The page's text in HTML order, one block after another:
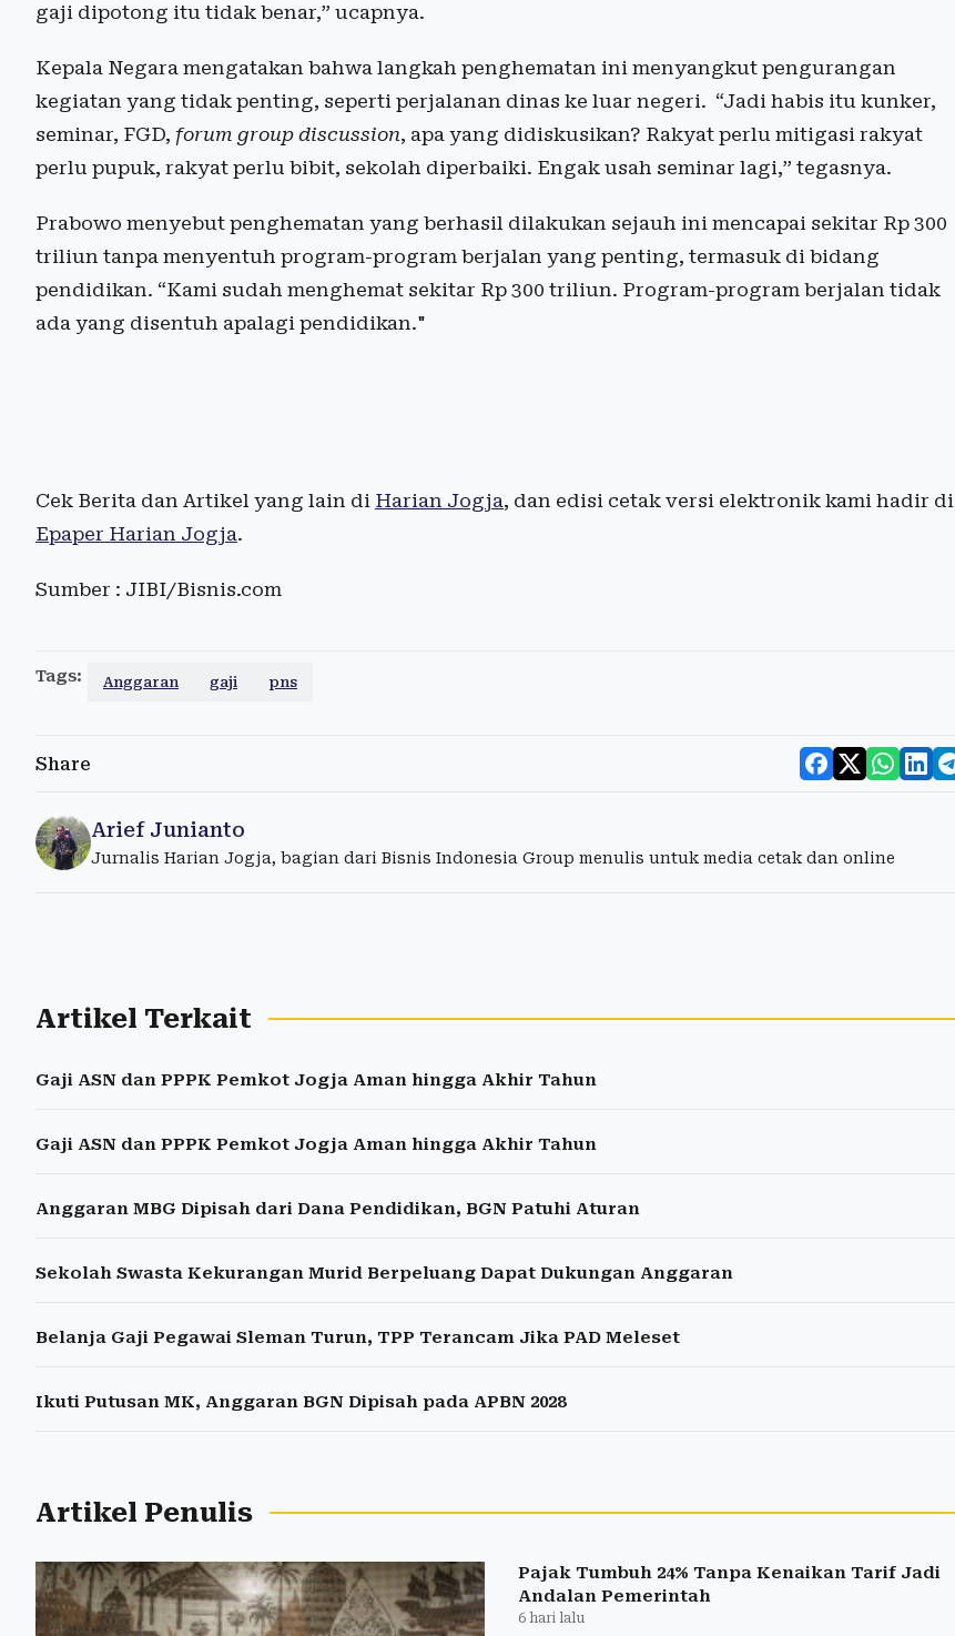
gaji dipotong itu tidak benar,” ucapnya.
Kepala Negara mengatakan bahwa langkah penghematan ini menyangkut pengurangan
kegiatan yang tidak penting, seperti perjalanan dinas ke luar negeri. “Jadi habis itu kunker,
seminar, FGD, forum group discussion, apa yang didiskusikan? Rakyat perlu mitigasi rakyat
perlu pupuk, rakyat perlu bibit, sekolah diperbaiki. Engak usah seminar lagi,” tegasnya.
Prabowo menyebut penghematan yang berhasil dilakukan sejauh ini mencapai sekitar Rp 300
triliun tanpa menyentuh program-program berjalan yang penting, termasuk di bidang
pendidikan. “Kami sudah menghemat sekitar Rp 300 triliun. Program-program berjalan tidak
ada yang disentuh apalagi pendidikan."
Cek Berita dan Artikel yang lain di Harian Jogja, dan edisi cetak versi elektronik kami hadir di
Epaper Harian Jogja.
Sumber : JIBI/Bisnis.com
Tags: Anggaran gaji pns
Share
Arief Junianto
Jurnalis Harian Jogja, bagian dari Bisnis Indonesia Group menulis untuk media cetak dan online
Artikel Terkait
Gaji ASN dan PPPK Pemkot Jogja Aman hingga Akhir Tahun
Gaji ASN dan PPPK Pemkot Jogja Aman hingga Akhir Tahun
Anggaran MBG Dipisah dari Dana Pendidikan, BGN Patuhi Aturan
Sekolah Swasta Kekurangan Murid Berpeluang Dapat Dukungan Anggaran
Belanja Gaji Pegawai Sleman Turun, TPP Terancam Jika PAD Meleset
Ikuti Putusan MK, Anggaran BGN Dipisah pada APBN 2028
Artikel Penulis
Pajak Tumbuh 24% Tanpa Kenaikan Tarif Jadi
Andalan Pemerintah
6 hari lalu